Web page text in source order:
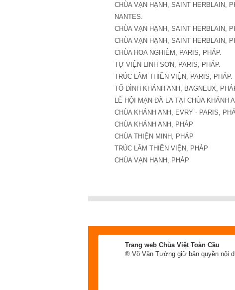
CHÙA VẠN HẠNH, SAINT HERBLAIN,
NANTES.
CHÙA VẠN HẠNH, SAINT HERBLAIN,
CHÙA VẠN HẠNH, SAINT HERBLAIN,
CHÙA HOA NGHIÊM, PARIS, PHÁP.
TỰ VIỆN LINH SƠN, PARIS, PHÁP.
TRÚC LÂM THIỀN VIỆN, PARIS, PHÁP.
TỔ ĐÌNH KHÁNH ANH, BAGNEUX,
LỄ HỘI MẠN ĐÀ LA TẠI CHÙA KHÁNH
CHÙA KHÁNH ANH, EVRY - PARIS,
CHÙA KHÁNH ANH, PHÁP
CHÙA THIỆN MINH, PHÁP
TRÚC LÂM THIỀN VIỆN, PHÁP
CHÙA VẠN HẠNH, PHÁP
Trang web Chùa Việt Toàn Cầu
® Võ Văn Tường giữ bản quyền nội